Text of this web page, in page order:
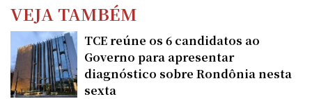
VEJA TAMBÉM
TCE reúne os 6 candidatos ao
Governo para apresentar
diagnóstico sobre Rondônia nesta
sexta